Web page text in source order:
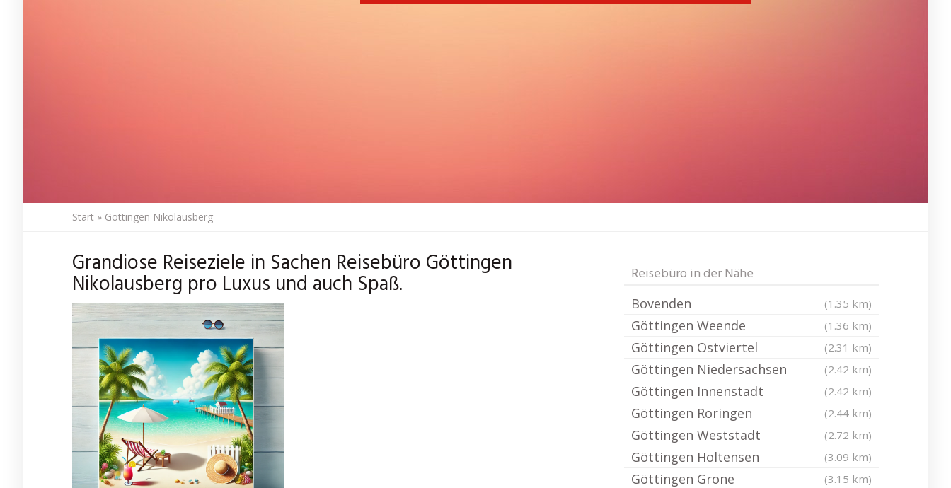
Start » Göttingen Nikolausberg
Grandiose Reiseziele in Sachen Reisebüro Göttingen
Nikolausberg pro Luxus und auch Spaß. Reisebüro in der Nähe
Bovenden (1.35 km)
Göttingen Weende (1.36 km)
Göttingen Ostviertel (2.31 km)
Göttingen Niedersachsen (2.42 km)
Göttingen Innenstadt (2.42 km)
Göttingen Roringen (2.44 km)
Göttingen Weststadt (2.72 km)
Göttingen Holtensen (3.09 km)
Göttingen Grone (3.15 km)